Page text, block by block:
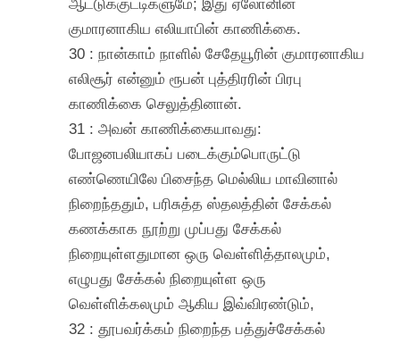
குமாரனாகிய எலியாபின் காணிக்கை.
30 : நான்காம் நாளில் சேதேயூரின் குமாரனாகிய
எலிசூர் என்னும் ரூபன் புத்திரரின் பிரபு
காணிக்கை செலுத்தினான்.
31 : அவன் காணிக்கையாவது:
போஜனபலியாகப் படைக்கும்பொருட்டு
எண்ணெயிலே பிசைந்த மெல்லிய மாவினால்
நிறைந்ததும், பரிசுத்த ஸ்தலத்தின் சேக்கல்
கணக்காக நூற்று முப்பது சேக்கல்
நிறையுள்ளதுமான ஒரு வெள்ளித்தாலமும்,
எழுபது சேக்கல் நிறையுள்ள ஒரு
வெள்ளிக்கலமும் ஆகிய இவ்விரண்டும்,
32 : தூபவர்க்கம் நிறைந்த பத்துச்சேக்கல்